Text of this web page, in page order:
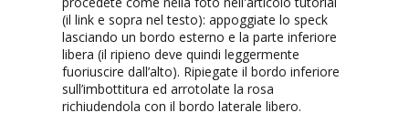
(il link e sopra nel testo): appoggiate lo speck
lasciando un bordo esterno e la parte inferiore
libera (il ripieno deve quindi leggermente
fuoriuscire dall’alto). Ripiegate il bordo inferiore
sull’imbottitura ed arrotolate la rosa
richiudendola con il bordo laterale libero.